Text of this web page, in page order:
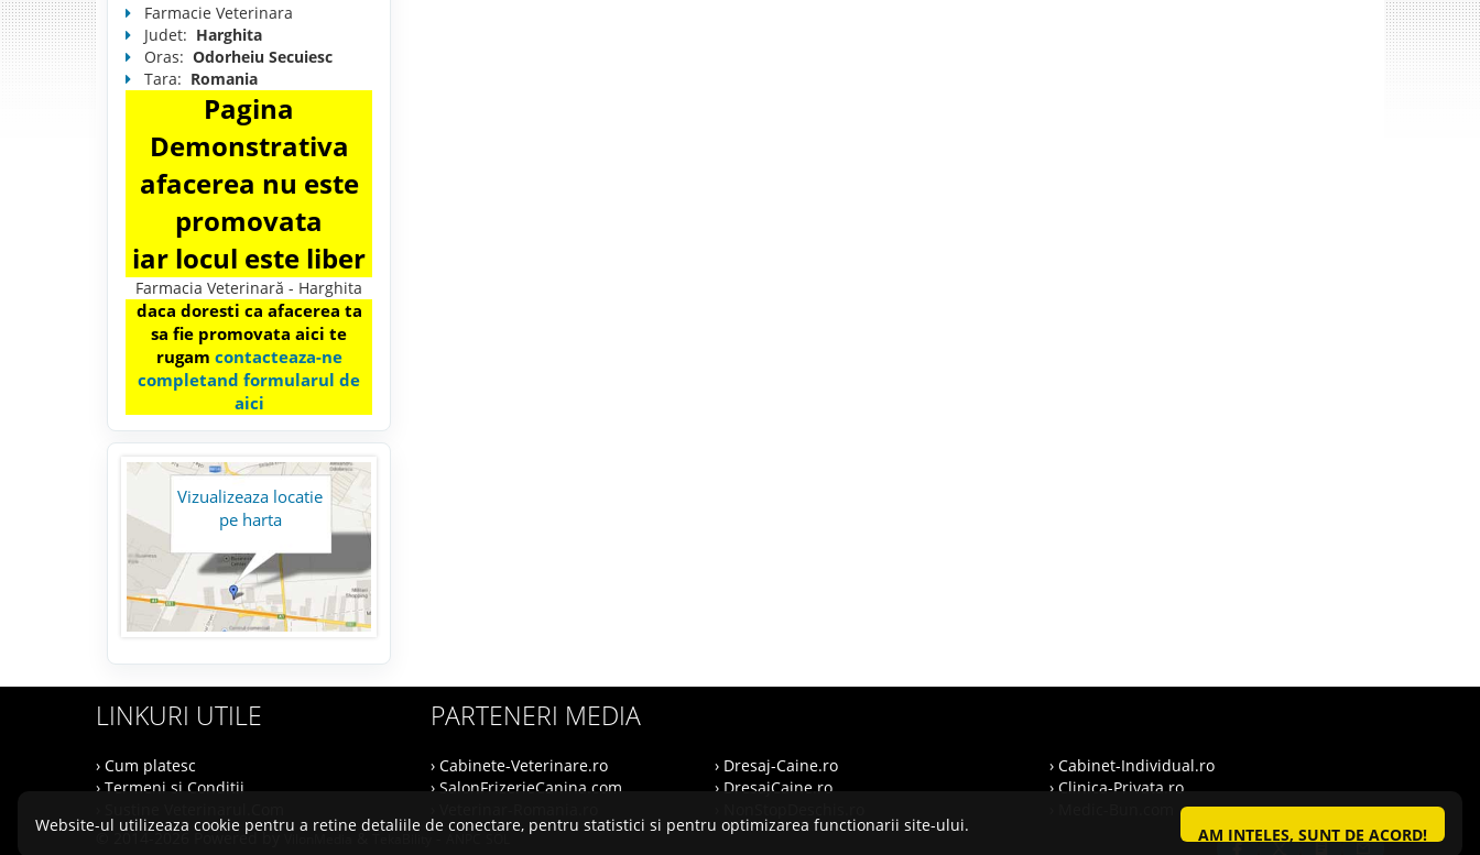
Farmacie Veterinara
Judet: Harghita
Oras: Odorheiu Secuiesc
Tara: Romania
Pagina
Demonstrativa
afacerea nu este
promovata
iar locul este liber
Farmacia Veterinară - Harghita
daca doresti ca afacerea ta
sa fie promovata aici te
rugam contacteaza-ne
completand formularul de
aici
Vizualizeaza locatie
pe harta
LINKURI UTILE
› Cum platesc
› Termeni si Conditii
PARTENERI MEDIA
› Cabinete-Veterinare.ro
› SalonFrizerieCanina.com
› Dresaj-Caine.ro
› DresajCaine.ro
› Cabinet-Individual.ro
› Clinica-Privata.ro
© 2014-2026 Powered by
Website-ul utilizeaza cookie pentru a retine detaliile de conectare, pentru statistici si pentru optimizarea functionarii site-ului. AM INTELES, SUNT DE ACORD!